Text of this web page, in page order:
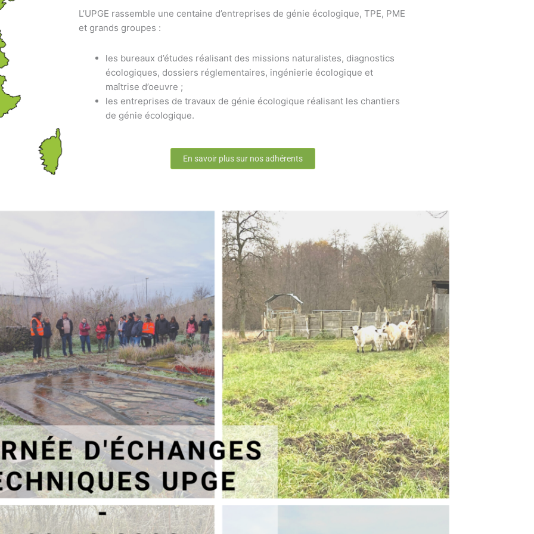
L’UPGE rassemble une centaine d’entreprises de génie écologique, TPE, PME
et grands groupes :
les bureaux d’études réalisant des missions naturalistes, diagnostics
écologiques, dossiers réglementaires, ingénierie écologique et
maîtrise d’oeuvre ;
les entreprises de travaux de génie écologique réalisant les chantiers
de génie écologique.
En savoir plus sur nos adhérents